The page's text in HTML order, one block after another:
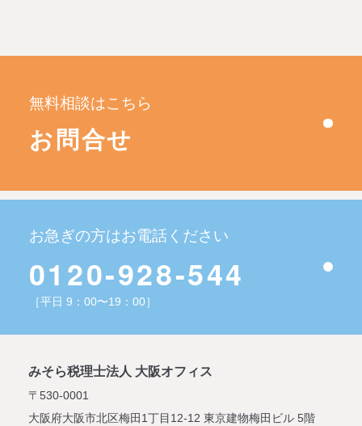
無料相談はこちら
お問合せ
お急ぎの方はお電話ください
0120-928-544
［平日 9：00〜19：00］
みそら税理士法人 大阪オフィス
〒530-0001
大阪府大阪市北区梅田1丁目12-12 東京建物梅田ビル 5階